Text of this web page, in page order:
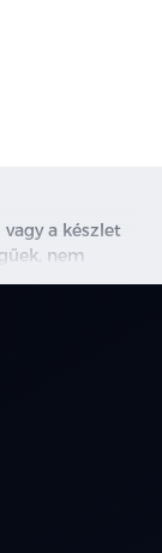
a készlet
nem
illusztrációk. A
fel velünk a
meghirdetett